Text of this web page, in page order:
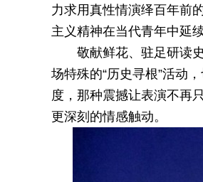
力求用真性情演绎百年前
主义精神在当代青年中延续
敬献鲜花、驻足研读
场特殊的“历史寻根”活动
度，那种震撼让表演不再
更深刻的情感触动。